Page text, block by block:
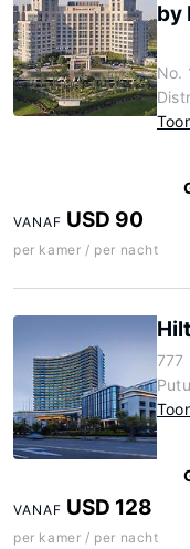
by
No.
VANAF USD 90
per kamer / per nacht
777
VANAF USD 128
per kamer / per nacht